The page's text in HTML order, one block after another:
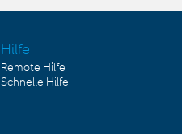
Hilfe
Remote Hilfe
Schnelle Hilfe